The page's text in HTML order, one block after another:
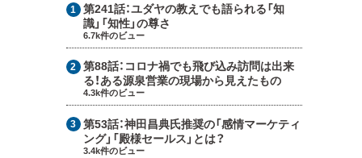
第241話：ユダヤの教えでも語られる「知
識」「知性」の尊さ
6.7k件のビュー
第88話： コロナ禍でも飛び込み訪問は出来
る！ある源泉営業の現場から見えたもの
4.3k件のビュー
第53話：神田昌典氏推奨の「感情マーケティ
ング」「殿様セールス」とは？
3.4k件のビュー